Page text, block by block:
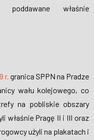
poddawane właśnie
r. granica SPPN na Pradze
wału kolejowego, co
na pobliskie obszary
właśnie Pragę II i III oraz
użyli na plakatach i